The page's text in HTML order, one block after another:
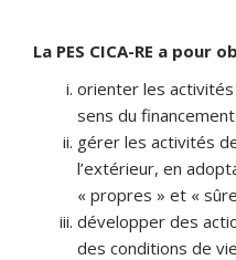
La PES CICA-RE a pour
orienter les activités
sens du
gérer les activités
l’extérieur, en
« propres » et «
développer des
des conditions de